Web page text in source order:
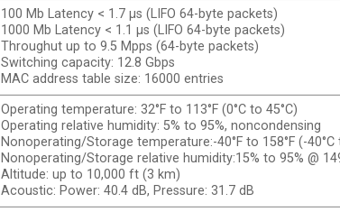
100 Mb Latency < 1.7 µs (LIFO 64-byte packets)
1000 Mb Latency < 1.1 µs (LIFO 64-byte packets)
Throughut up to 9.5 Mpps (64-byte packets)
Switching capacity: 12.8 Gbps
MAC address table size: 16000 entries
Operating temperature: 32°F to 113°F (0°C to 45°C)
Operating relative humidity: 5% to 95%, noncondensing
Nonoperating/Storage temperature:-40°F to 158°F (-40°C
Nonoperating/Storage relative humidity:15% to 95% @
Altitude: up to 10,000 ft (3 km)
Acoustic: Power: 40.4 dB, Pressure: 31.7 dB